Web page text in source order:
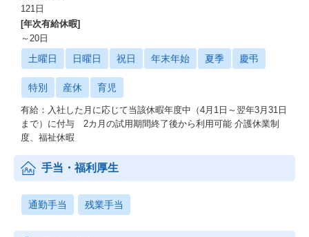
121日
[年次有給休暇]
～20日
土曜日 日曜日 祝日 年末年始 夏季 慶弔
特別 産休 育児
有給：入社した月に応じて当該休暇年度中（4月1日～翌年3月31日
まで）に付与 2カ月の試用期間終了後から利用可能 介護休業制
度、福祉休暇
手当・福利厚生
通勤手当 残業手当